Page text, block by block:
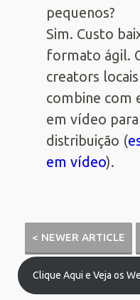
pequenos?
Sim. Custo
formato ágil.
creators
combine com
em vídeo
distribuição (
em vídeo).
< NEWER ARTICLE
Clique Aqui e Veja os